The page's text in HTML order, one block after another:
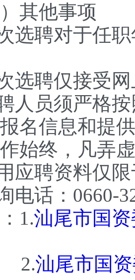
他事项
聘对于任职
聘仅接受网
员须严格按
名信息和提
始终，凡弄
聘资料仅限
话：0660-
1.汕尾市国
汕尾市国